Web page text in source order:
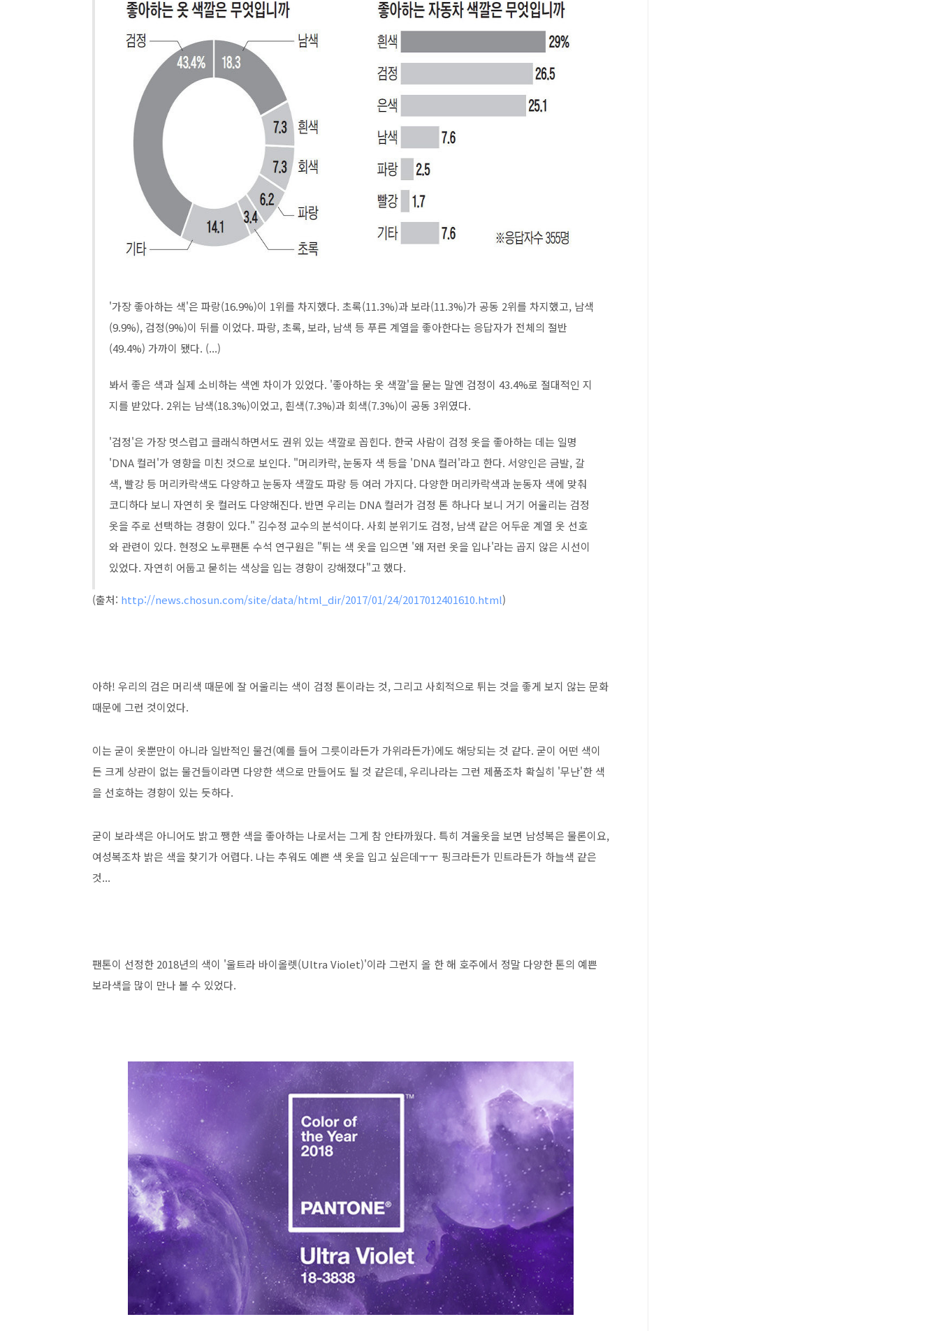
'가장 좋아하는 색'은 파랑(16.9%)이 1위를 차지했다. 초록(11.3%)과 보라(11.3%)가 공동 2위를 차지했고, 남색
(9.9%), 검정(9%)이 뒤를 이었다. 파랑, 초록, 보라, 남색 등 푸른 계열을 좋아한다는 응답자가 전체의 절반
(49.4%) 가까이 됐다. (...)
봐서 좋은 색과 실제 소비하는 색엔 차이가 있었다. '좋아하는 옷 색깔'을 묻는 말엔 검정이 43.4%로 절대적인 지
지를 받았다. 2위는 남색(18.3%)이었고, 흰색(7.3%)과 회색(7.3%)이 공동 3위였다.
'검정'은 가장 멋스럽고 클래식하면서도 권위 있는 색깔로 꼽힌다. 한국 사람이 검정 옷을 좋아하는 데는 일명
'DNA 컬러'가 영향을 미친 것으로 보인다. "머리카락, 눈동자 색 등을 'DNA 컬러'라고 한다. 서양인은 금발, 갈
색, 빨강 등 머리카락색도 다양하고 눈동자 색깔도 파랑 등 여러 가지다. 다양한 머리카락색과 눈동자 색에 맞춰
코디하다 보니 자연히 옷 컬러도 다양해진다. 반면 우리는 DNA 컬러가 검정 톤 하나다 보니 거기 어울리는 검정
옷을 주로 선택하는 경향이 있다." 김수정 교수의 분석이다. 사회 분위기도 검정, 남색 같은 어두운 계열 옷 선호
와 관련이 있다. 현정오 노루팬톤 수석 연구원은 "튀는 색 옷을 입으면 '왜 저런 옷을 입나'라는 곱지 않은 시선이
있었다. 자연히 어둡고 묻히는 색상을 입는 경향이 강해졌다"고 했다.
(출처: http://news.chosun.com/site/data/html_dir/2017/01/24/2017012401610.html)
아하! 우리의 검은 머리색 때문에 잘 어울리는 색이 검정 톤이라는 것, 그리고 사회적으로 튀는 것을 좋게 보지 않는 문화
때문에 그런 것이었다.
이는 굳이 옷뿐만이 아니라 일반적인 물건(예를 들어 그릇이라든가 가위라든가)에도 해당되는 것 같다. 굳이 어떤 색이
든 크게 상관이 없는 물건들이라면 다양한 색으로 만들어도 될 것 같은데, 우리나라는 그런 제품조차 확실히 '무난'한 색
을 선호하는 경향이 있는 듯하다.
굳이 보라색은 아니어도 밝고 쨍한 색을 좋아하는 나로서는 그게 참 안타까웠다. 특히 겨울옷을 보면 남성복은 물론이요,
여성복조차 밝은 색을 찾기가 어렵다. 나는 추워도 예쁜 색 옷을 입고 싶은데ㅜㅜ 핑크라든가 민트라든가 하늘색 같은
것...
팬톤이 선정한 2018년의 색이 '울트라 바이올렛(Ultra Violet)'이라 그런지 올 한 해 호주에서 정말 다양한 톤의 예쁜
보라색을 많이 만나 볼 수 있었다.